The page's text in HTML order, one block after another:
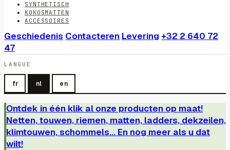
SYNTHETISCH
KOKOSMATTEN
ACCESSOIRES
Geschiedenis Contacteren Levering +32 2 640 72
47
LANGUE
fr nl en
Ontdek in één klik al onze producten op maat!
Netten, touwen, riemen, matten, ladders, dekzeilen,
klimtouwen, schommels... En nog meer als u dat
wilt!